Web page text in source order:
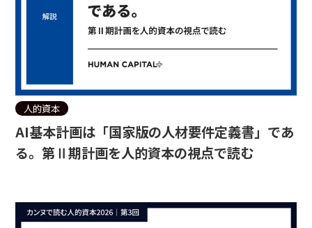
人的資本
AI基本計画は「国家版の人材要件定義書」であ
る。第Ⅱ期計画を人的資本の視点で読む